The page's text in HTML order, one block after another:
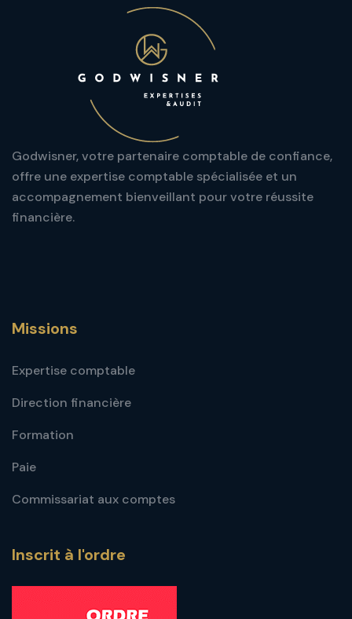
Godwisner, votre partenaire comptable de confiance,
offre une expertise comptable spécialisée et un
accompagnement bienveillant pour votre réussite
financière.
Missions
Expertise comptable
Direction financière
Formation
Paie
Commissariat aux comptes
Inscrit à l'ordre